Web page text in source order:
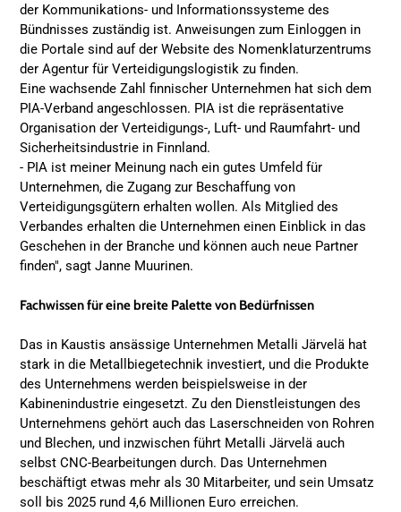
der Kommunikations- und Informationssysteme des
Bündnisses zuständig ist. Anweisungen zum Einloggen in
die Portale sind auf der Website des Nomenklaturzentrums
der Agentur für Verteidigungslogistik zu finden.
Eine wachsende Zahl finnischer Unternehmen hat sich dem
PIA-Verband angeschlossen. PIA ist die repräsentative
Organisation der Verteidigungs-, Luft- und Raumfahrt- und
Sicherheitsindustrie in Finnland.
- PIA ist meiner Meinung nach ein gutes Umfeld für
Unternehmen, die Zugang zur Beschaffung von
Verteidigungsgütern erhalten wollen. Als Mitglied des
Verbandes erhalten die Unternehmen einen Einblick in das
Geschehen in der Branche und können auch neue Partner
finden", sagt Janne Muurinen.
Fachwissen für eine breite Palette von Bedürfnissen
Das in Kaustis ansässige Unternehmen Metalli Järvelä hat
stark in die Metallbiegetechnik investiert, und die Produkte
des Unternehmens werden beispielsweise in der
Kabinenindustrie eingesetzt. Zu den Dienstleistungen des
Unternehmens gehört auch das Laserschneiden von Rohren
und Blechen, und inzwischen führt Metalli Järvelä auch
selbst CNC-Bearbeitungen durch. Das Unternehmen
beschäftigt etwas mehr als 30 Mitarbeiter, und sein Umsatz
soll bis 2025 rund 4,6 Millionen Euro erreichen.